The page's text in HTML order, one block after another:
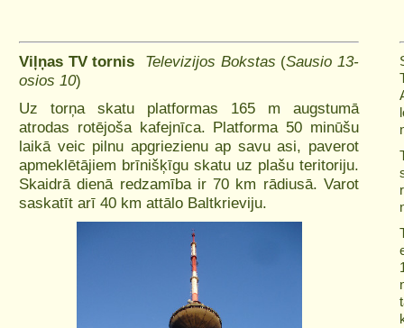
Viļņas TV tornis Televizijos Bokstas (Sausio 13-
osios 10)
Uz torņa skatu platformas 165 m augstumā
atrodas rotējoša kafejnīca. Platforma 50 minūšu
laikā veic pilnu apgriezienu ap savu asi, paverot
apmeklētājiem brīnišķīgu skatu uz plašu teritoriju.
Skaidrā dienā redzamība ir 70 km rādiusā. Varot
saskatīt arī 40 km attālo Baltkrieviju.